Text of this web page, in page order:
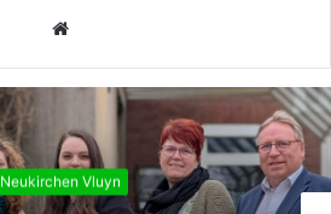
Webseite
Neukirchen Vluyn